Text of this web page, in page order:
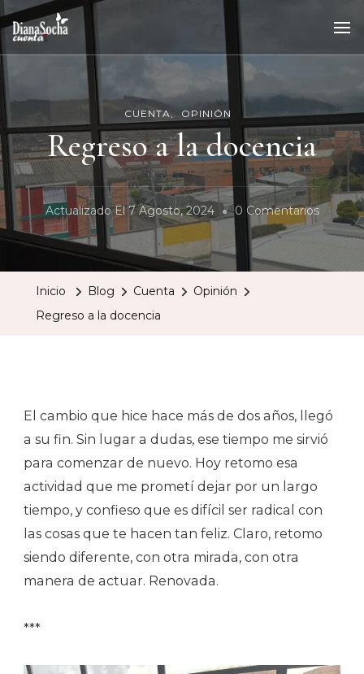
CUENTA OPINIÓN
Regreso a la docencia
Actualizado El7 Agosto, 2024 0 ComentariosEn
Inicio Blog Cuenta
Opinión
Regreso a la docencia
El cambio que hice hace más de dos años, llegó
a su fin. Sin lugar a dudas, ese tiempo me sirvió
para comenzar de nuevo. Hoy retomo esa
actividad que me prometí dejar por un largo
tiempo, y confieso que es difícil ser radical con
las cosas que te hacen tan feliz. Claro, retomo
siendo diferente, con otra mirada, con otra
manera de actuar. Renovada.
***